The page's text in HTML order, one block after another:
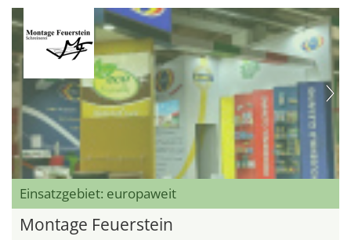
Einsatzgebiet: europaweit
Montage Feuerstein